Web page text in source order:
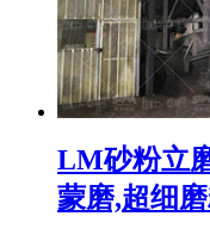
LM砂粉立
蒙磨,超细